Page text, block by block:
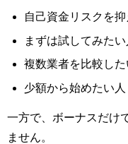
自己資金リスクを抑
まずは試してみたい
複数業者を比較した
少額から始めたい人
一方で、ボーナスだけ
ません。